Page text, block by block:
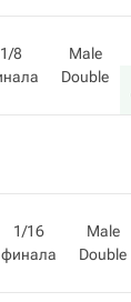
1/8
Male
Double
1/16
финала
Male
Double